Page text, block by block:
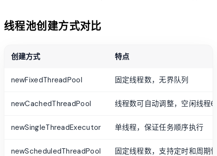
线程池创建方式对比
创建方式 特点
newFixedThreadPool 固定线程数，无界队列
newCachedThreadPool 线程数可自动调整，空闲线程
newSingleThreadExecutor 单线程，保证任务顺序执行
newScheduledThreadPool 固定线程数，支持定时和周期